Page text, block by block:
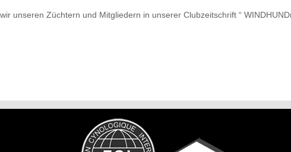
unseren Züchtern und Mitgliedern in unserer Clubzeitschrift “